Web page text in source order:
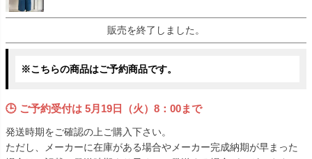
販売を終了しました。
※こちらの商品はご予約商品です。
🕒 ご予約受付は 5月19日（火）8：00まで
発送時期をご確認の上ご購入下さい。
ただし、メーカーに在庫がある場合やメーカー完成納期が早まった